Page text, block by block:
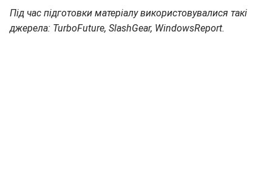
Під час підготовки матеріалу використовувалися такі
джерела: TurboFuture, SlashGear, WindowsReport.